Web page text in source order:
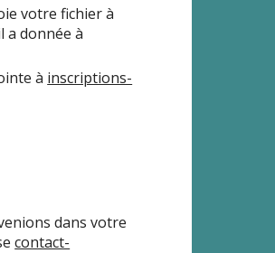
votre fichier à
a donnée à
à inscriptions-
dans votre
contact-